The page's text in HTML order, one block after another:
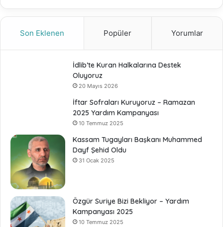
Son Eklenen Popüler Yorumlar
İdlib’te Kuran Halkalarına Destek
Oluyoruz
20 Mayıs 2026
İftar Sofraları Kuruyoruz – Ramazan
2025 Yardım Kampanyası
10 Temmuz 2025
Kassam Tugayları Başkanı Muhammed
Dayf Şehid Oldu
31 Ocak 2025
Özgür Suriye Bizi Bekliyor – Yardım
Kampanyası 2025
10 Temmuz 2025